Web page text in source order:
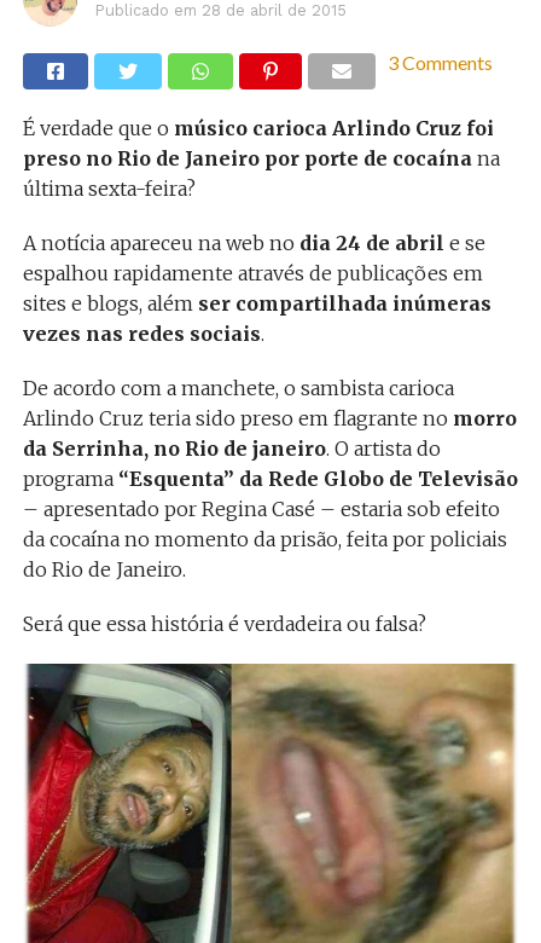
Publicado em 28 de abril de 2015
3 Comments
É verdade que o músico carioca Arlindo Cruz foi
preso no Rio de Janeiro por porte de cocaínana
última sexta-feira?
A notícia apareceu na web no dia 24 de abril e se
espalhou rapidamente através de publicações em
sites e blogs, além ser compartilhada inúmeras
vezes nas redes sociais.
De acordo com a manchete, o sambista carioca
Arlindo Cruz teria sido preso em flagrante no morro
da Serrinha, no Rio de janeiro. O artista do
programa “Esquenta” da Rede Globo de Televisão
– apresentado por Regina Casé – estaria sob efeito
da cocaína no momento da prisão, feita por policiais
do Rio de Janeiro.
Será que essa história é verdadeira ou falsa?